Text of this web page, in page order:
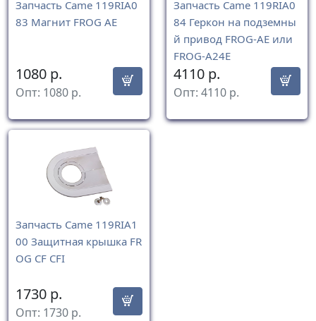
Запчасть Came 119RIA0
83 Магнит FROG AE
1080 р.
Опт: 1080 р.
Запчасть Came 119RIA0
84 Геркон на подземны
й привод FROG-AE или
FROG-A24E
4110 р.
Опт: 4110 р.
Запчасть Came 119RIA1
00 Защитная крышка FR
OG CF CFI
1730 р.
Опт: 1730 р.